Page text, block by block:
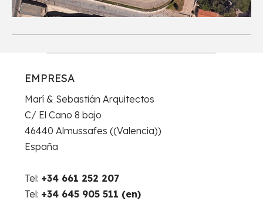
EMPRESA
Marí & Sebastián Arquitectos
C/ El Cano 8 bajo
46440 Almussafes ((Valencia))
España
Tel: +34 661 252 207
Tel: +34 645 905 511 (en)